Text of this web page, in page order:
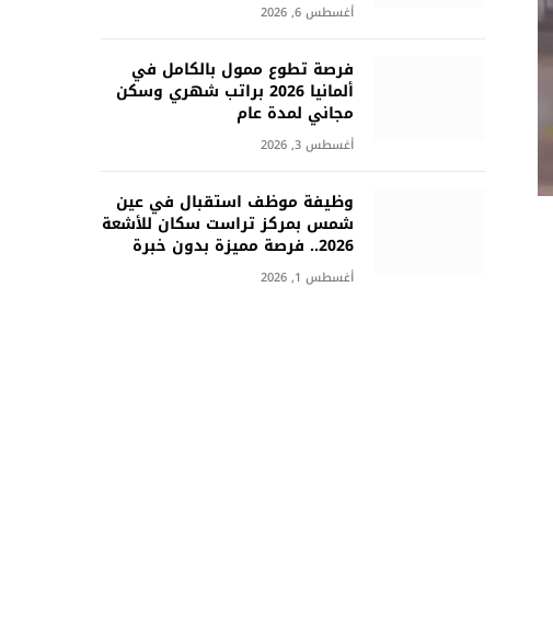
أغسطس 6, 2026
فرصة تطوع ممول بالكامل في
ألمانيا 2026 براتب شهري وسكن
مجاني لمدة عام
أغسطس 3, 2026
وظيفة موظف استقبال في عين
شمس بمركز تراست سكان للأشعة
2026.. فرصة مميزة بدون خبرة
أغسطس 1, 2026